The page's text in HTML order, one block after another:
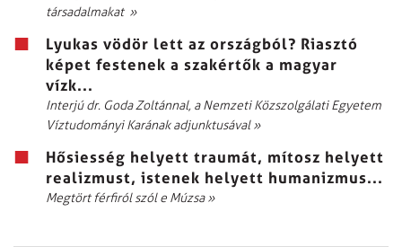
társadalmakat »
Lyukas vödör lett az országból? Riasztó
képet festenek a szakértők a magyar
vízk...
Interjú dr. Goda Zoltánnal, a Nemzeti Közszolgálati Egyetem
Víztudományi Karának adjunktusával»
Hősiesség helyett traumát, mítosz helyett
realizmust, istenek helyett humanizmus...
Megtört férfiról szól e Múzsa»